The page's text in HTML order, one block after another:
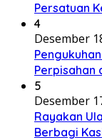
Persatuan
4
Desember
Perpisahan
5
Desember
Rayakan
Berbagi